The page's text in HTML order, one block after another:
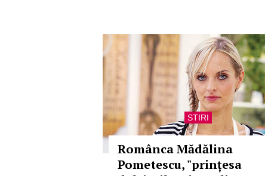
STIRI
Românca Mădălina
Pometescu, "prințesa